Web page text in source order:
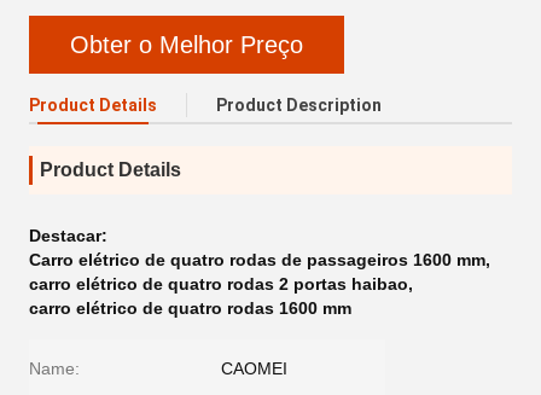
Obter o Melhor Preço
Product Details Product Description
Product Details
Destacar:
Carro elétrico de quatro rodas de passageiros 1600 mm,
carro elétrico de quatro rodas 2 portas haibao,
carro elétrico de quatro rodas 1600 mm
Name: CAOMEI